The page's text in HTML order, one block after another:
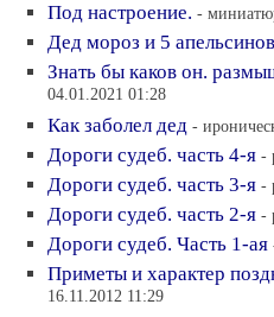
Под настроение. -
Дед мороз и 5 апельсинов
Знать бы каков он.
04.01.2021 01:28
Как заболел дед -
Дороги судеб. часть 4-я -
Дороги судеб. часть 3-я -
Дороги судеб. часть 2-я -
Дороги судеб. Часть 1-ая
Приметы и характер
16.11.2012 11:29